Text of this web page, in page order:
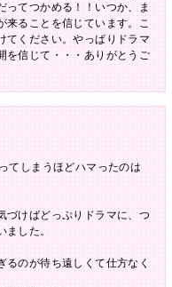
ってつかめる！！いつか、ま
来ることを信じています。こ
てください。やっぱりドラマ
を信じて・・・ありがとうご
てしまうほどハマったのは
づけばどっぷりドラマに、つ
ました。
るのが待ち遠しくて仕方なく